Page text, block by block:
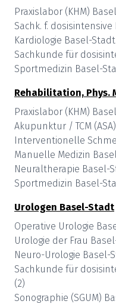
Praxislabor (KHM)
Sachk. f.
Kardiologie Basel-Stadt
Sachkunde für
Sportmedizin Basel-
Rehabilitation, Phys.
Praxislabor (KHM)
Akupunktur / TCM (ASA)
Interventionelle
Manuelle Medizin
Neuraltherapie Basel-
Sportmedizin Basel-
Urologen Basel-Stadt
Operative Urologie
Urologie der Frau
Neuro-Urologie Basel-
Sachkunde für
(2)
Sonographie (SGUM)